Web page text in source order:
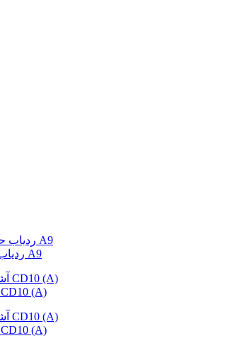
ردیاب حیات بی‌سیم صوتی (موج صدا) با ۴ حسگر A9
آشکارساز گاز کامپوزیت بی‌سیم ضد انفجار CD10 (A)
آشکارساز گاز کامپوزیت بی‌سیم ضد انفجار CD10 (A)